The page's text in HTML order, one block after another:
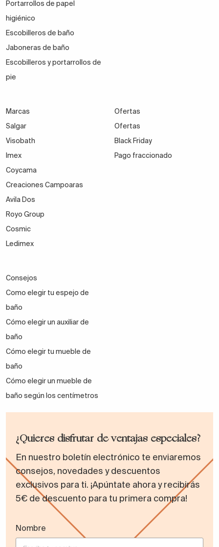
Portarrollos de papel
higiénico
Escobilleros de baño
Jaboneras de baño
Escobilleros y portarrollos de
pie
Marcas
Salgar
Visobath
Imex
Coycama
Creaciones Campoaras
Avila Dos
Royo Group
Cosmic
Ledimex
Ofertas
Ofertas
Black Friday
Pago fraccionado
Consejos
Como elegir tu espejo de
baño
Cómo elegir un auxiliar de
baño
Cómo elegir tu mueble de
baño
Cómo elegir un mueble de
baño según los centímetros
¿Quieres disfrutar de ventajas especiales?
En nuestro boletín electrónico te enviaremos
consejos, novedades y descuentos
exclusivos para ti. ¡Apúntate ahora y recibirás
5€ de descuento para tu primera compra!
Nombre